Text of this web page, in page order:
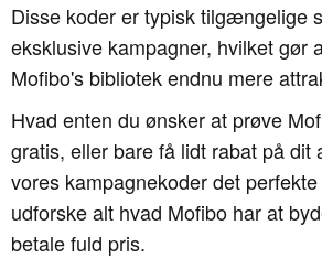
Disse koder er typisk tilgængelige
eksklusive kampagner, hvilket gør
Mofibo's bibliotek endnu mere
Hvad enten du ønsker at prøve
gratis, eller bare få lidt rabat på dit
vores kampagnekoder det
udforske alt hvad Mofibo har at
betale fuld pris.